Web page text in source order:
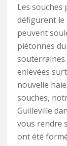
Les souches
défigurent le
peuvent
piétonnes
enlevées
nouvelle
souches,
Guilleville
vous rendre
ont été